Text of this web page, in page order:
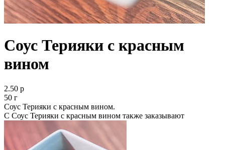
Соус Терияки с красным
вином
2.50 р
50 г
Соус Терияки с красным вином.
С Соус Терияки с красным вином также заказывают